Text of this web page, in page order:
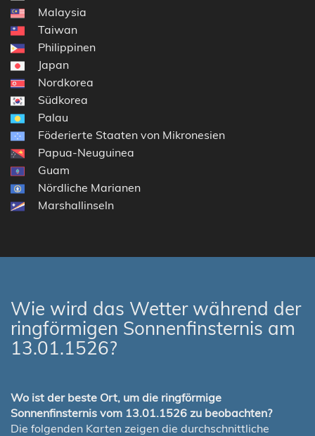
Malaysia
Taiwan
Philippinen
Japan
Nordkorea
Südkorea
Palau
Föderierte Staaten von Mikronesien
Papua-Neuguinea
Guam
Nördliche Marianen
Marshallinseln
Wie wird das Wetter während der
ringförmigen Sonnenfinsternis am
13.01.1526?
Wo ist der beste Ort, um die ringförmige
Sonnenfinsternis vom 13.01.1526 zu beobachten?
Die folgenden Karten zeigen die durchschnittliche